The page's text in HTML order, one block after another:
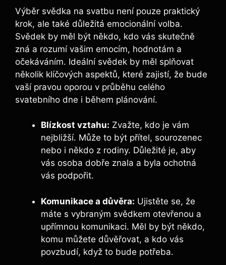
Výběr svědka na svatbu není pouze praktický
krok, ale také důležitá emocionální volba.
Svědek by měl být někdo, kdo vás skutečně
zná a rozumí vašim emocím, hodnotám a
očekáváním. Ideální svědek by měl splňovat
několik klíčových aspektů, které zajistí, že bude
vaší pravou oporou v průběhu celého
svatebního dne i během plánování.
Blízkost vztahu: Zvažte, kdo je vám
nejbližší. Může to být přítel, sourozenec
nebo i někdo z rodiny. Důležité je, aby
vás osoba dobře znala a byla ochotná
vás podpořit.
Komunikace a důvěra: Ujistěte se, že
máte s vybraným svědkem otevřenou a
upřímnou komunikaci. Měl by být někdo,
komu můžete důvěřovat, a kdo vás
povzbudí, když to bude potřeba.